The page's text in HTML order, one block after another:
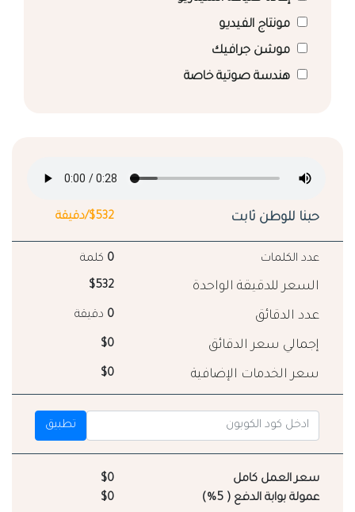
مونتاج الفيديو
موشن جرافيك
هندسة صوتية خاصة
حبنا للوطن ثابت $532/دقيقة
عدد الكلمات 0 كلمة
السعر للدقيقة الواحدة $532
عدد الدقائق 0 دقيقة
إجمالي سعر الدقائق $0
سعر الخدمات الإضافية $0
تطبيق
سعر العمل كامل
$0
عمولة بوابة الدفع ( 5%)
$0